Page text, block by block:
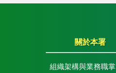
關於本署
組織架構與業務職掌